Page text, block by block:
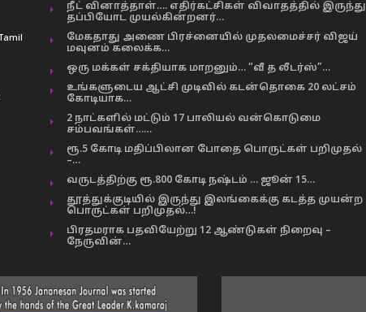
நீட் வினாத்தாள்…. எதிர்கட்சிகள் விவாதத்தில் இருந்து
தப்பியோட முயல்கின்றனர்…
மேகதாது அணை பிரச்னையில் முதலமைச்சர் விஜய்
மவுனம் கலைக்க…
ஒரு மக்கள் சக்தியாக மாறனும்… “வீ த லீடர்ஸ்”…
உங்களுடைய ஆட்சி முடிவில் கடன்தொகை 20 லட்சம்
கோடியாக…
2 நாட்களில் மட்டும் 17 பாலியல் வன்கொடுமை
சம்பவங்கள்……
ரூ.5 கோடி மதிப்பிலான போதை பொருட்கள் பறிமுதல்
–…
வருடத்திற்கு ரூ.800 கோடி நஷ்டம் … ஜூன் 15…
தூத்துக்குடியில் இருந்து இலங்கைக்கு கடத்த முயன்ற
பொருட்கள் பறிமுதல்…!
பிரதமராக பதவியேற்று 12 ஆண்டுகள் நிறைவு –
நேருவின்…